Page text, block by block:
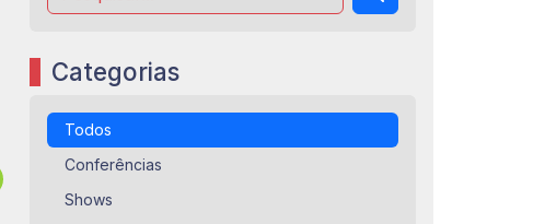
Categorias
Todos
Conferências
Shows